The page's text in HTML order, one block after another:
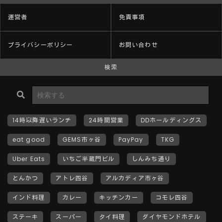
運営者 免責事項
プライバシーポリシー お問い合わせ
検索
14時以降遅いランチ 24時間営業 DDホールディングス
eat good GEMS市ヶ谷 PayPay TKG
Uber Eats いちご半蔵門ビル しんみち通り
とんかつ アトレ四谷 アルカディア市ヶ谷
インド料理 カレー キッチンカー コモレ四谷
ステーキ スーパー タイ料理 ダイヤモンドホテル